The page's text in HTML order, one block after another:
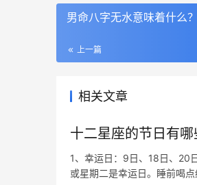
男命八字无水意味着什么
上一篇
相关文章
十二星座的节日有
1、幸运日：9日、18日、20
或星期二是幸运日。睡前喝